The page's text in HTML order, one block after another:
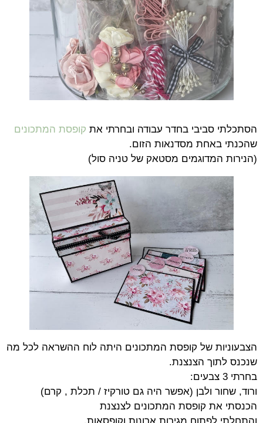
הסתכלתי סביבי בחדר עבודה ובחרתי את קופסת המתכונים
שהכנתי באחת מסדנאות הזום.
(הנירות המדוגמים מסטאק של טניה סול)
הצבעוניות של קופסת המתכונים היתה לוח ההשראה לכל מה
שנכנס לתוך הצנצנת.
בחרתי 3 צבעים:
ורוד, שחור ולבן (אפשר היה גם טורקיז / תכלת , קרם)
הכנסתי את קופסת המתכונים לצנצנת